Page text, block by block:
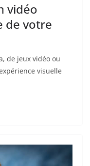
vidéo
de votre
de jeux vidéo ou
visuelle